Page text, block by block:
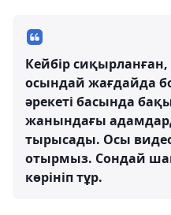
Кейбір
осындай жағдайда
әрекеті басында
жанындағы
тырысады. Осы
отырмыз. Сондай
көрініп тұр.